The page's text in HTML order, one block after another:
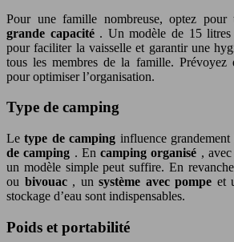
Pour une famille nombreuse, optez pour
grande capacité . Un modèle de 15
pour faciliter la vaisselle et garantir une
tous les membres de la famille. Prévoyez
pour optimiser l’organisation.
Type de camping
Letype de camping influence
de camping . Encamping organisé ,
un modèle simple peut suffire. En
ou bivouac , unsystème avec pompe et
stockage d’eau sont indispensables.
Poids et portabilité